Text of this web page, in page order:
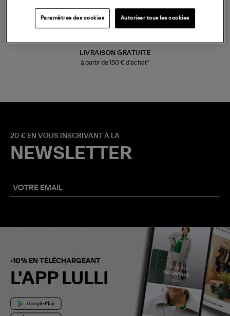
LIVRAISON GRATUITE
à partir de 150 € d'achat*
20 € EN VOUS INSCRIVANT À LA
NEWSLETTER
-10% EN TÉLÉCHARGEANT
L'APP LULLI
Paramètres des cookies Autoriser tous les cookies